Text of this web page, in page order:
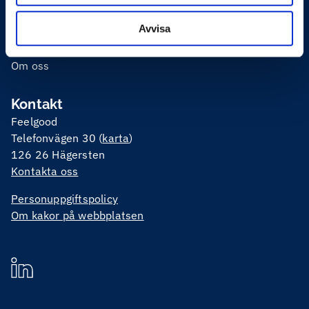
Avvisa
Karriär
Om oss
Kontakt
Feelgood
Telefonvägen 30 (karta)
126 26 Hägersten
Kontakta oss
Personuppgiftspolicy
Om kakor på webbplatsen